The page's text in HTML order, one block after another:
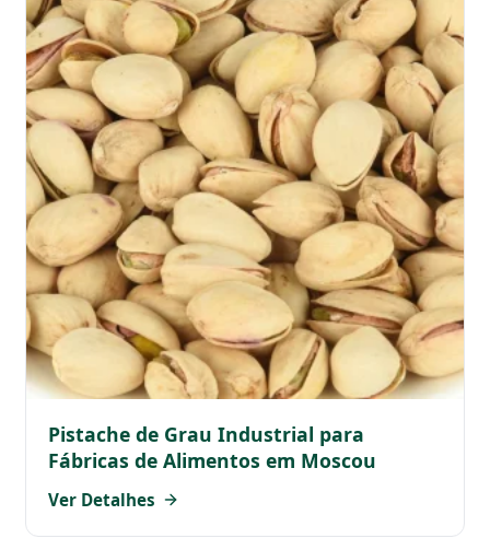
Pistache de Grau Industrial para
Fábricas de Alimentos em Moscou
Ver Detalhes